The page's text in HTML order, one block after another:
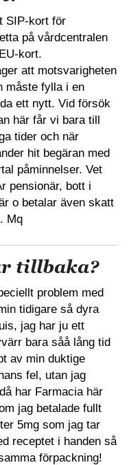
SIP-kort för
på vårdcentralen
kort.
att motsvarigheten
måste fylla i en
ett nytt. Vid försök
här får vi bara till
tider och när
hit begäran med
påminnelser. Vet
pensionär, bott i
o betalar även skatt
Mq
tillbaka?
problem med
tidigare så dyra
jag har ju ett
bara såå lång tid
av min duktige
fel, utan jag
har Farmacia här
jag betalade fullt
5mg som jag tar
receptet i handen så
förpackning!